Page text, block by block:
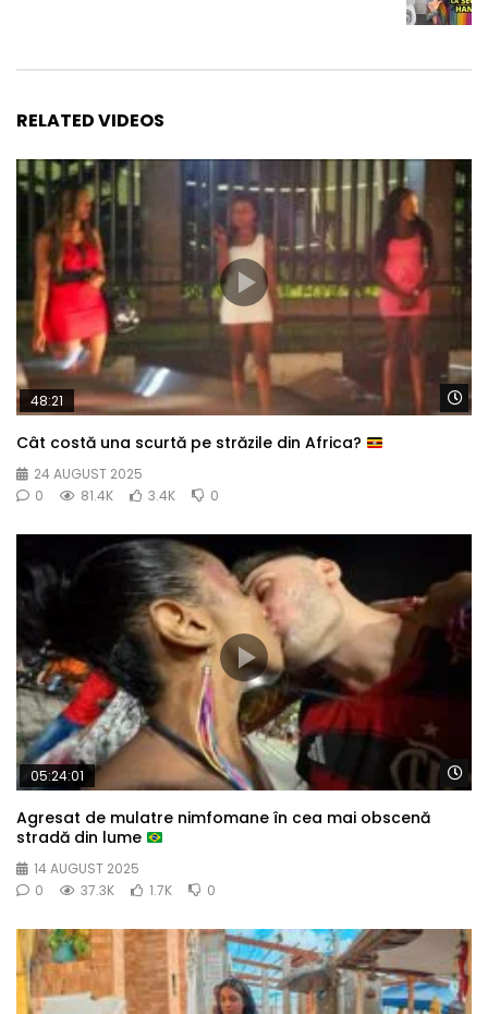
RELATED VIDEOS
48:21
Cât costă una scurtă pe străzile din Africa?
24 AUGUST 2025
0
81.4K 3.4K 0
05:24:01
Agresat de mulatre nimfomane în cea mai obscenă
stradă din lume
14 AUGUST 2025
0
37.3K 1.7K 0